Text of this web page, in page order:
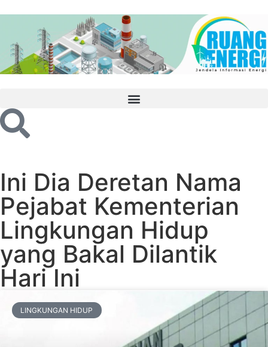
Ini Dia Deretan Nama
Pejabat Kementerian
Lingkungan Hidup
yang Bakal Dilantik
Hari Ini
LINGKUNGAN HIDUP